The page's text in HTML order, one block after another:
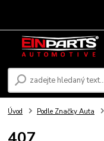
Úvod Podle Značky Auta